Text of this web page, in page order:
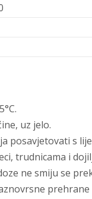
uz jelo.
posavjetovati s
trudnicama i
ne smiju se
prehrane